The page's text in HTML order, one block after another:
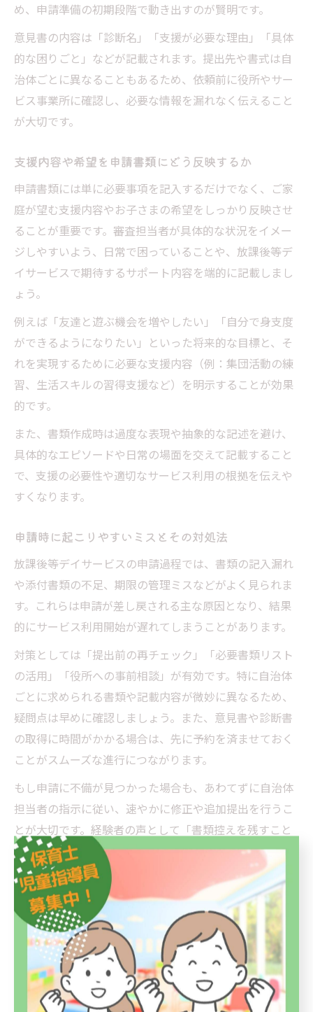
め、申請準備の初期段階で動き出すのが賢明です。
意見書の内容は「診断名」「支援が必要な理由」「具体
的な困りごと」などが記載されます。提出先や書式は自
治体ごとに異なることもあるため、依頼前に役所やサー
ビス事業所に確認し、必要な情報を漏れなく伝えること
が大切です。
支援内容や希望を申請書類にどう反映するか
申請書類には単に必要事項を記入するだけでなく、ご家
庭が望む支援内容やお子さまの希望をしっかり反映させ
ることが重要です。審査担当者が具体的な状況をイメー
ジしやすいよう、日常で困っていることや、放課後等デ
イサービスで期待するサポート内容を端的に記載しまし
ょう。
例えば「友達と遊ぶ機会を増やしたい」「自分で身支度
ができるようになりたい」といった将来的な目標と、そ
れを実現するために必要な支援内容（例：集団活動の練
習、生活スキルの習得支援など）を明示することが効果
的です。
また、書類作成時は過度な表現や抽象的な記述を避け、
具体的なエピソードや日常の場面を交えて記載すること
で、支援の必要性や適切なサービス利用の根拠を伝えや
すくなります。
申請時に起こりやすいミスとその対処法
放課後等デイサービスの申請過程では、書類の記入漏れ
や添付書類の不足、期限の管理ミスなどがよく見られま
す。これらは申請が差し戻される主な原因となり、結果
的にサービス利用開始が遅れてしまうことがあります。
対策としては「提出前の再チェック」「必要書類リスト
の活用」「役所への事前相談」が有効です。特に自治体
ごとに求められる書類や記載内容が微妙に異なるため、
疑問点は早めに確認しましょう。また、意見書や診断書
の取得に時間がかかる場合は、先に予約を済ませておく
ことがスムーズな進行につながります。
もし申請に不備が見つかった場合も、あわてずに自治体
担当者の指示に従い、速やかに修正や追加提出を行うこ
とが大切です。経験者の声として「書類控えを残すこと
で再提出がスムーズだった」という事例もあり、控えの
保管は必須です。
川崎市周辺で受給者証を取得する
流れ